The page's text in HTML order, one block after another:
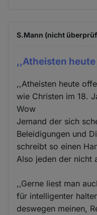
S.Mann (nicht
,,Atheisten heute
,,Atheisten heute
wie Christen im 18.
Wow
Jemand der sich
Beleidigungen und
schreibt so einen
Also jeden der nicht
,,Gerne liest man
für intelligenter
deswegen meinen,